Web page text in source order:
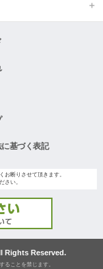
基づく表記
お断りさせて頂きます。
さい。
Rights Reserved.
ることを禁じます。